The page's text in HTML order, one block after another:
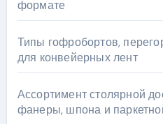
формате
Типы гофробортов,
для конвейерных лент
Ассортимент столярной
фанеры, шпона и